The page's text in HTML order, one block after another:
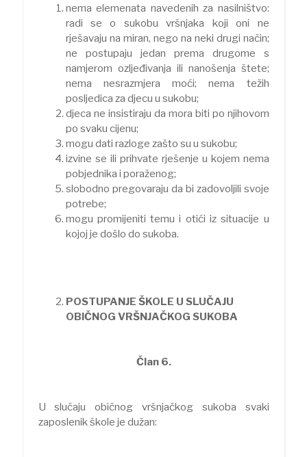
nema elemenata navedenih za nasilništvo:
radi se o sukobu vršnjaka koji oni ne
rješavaju na miran, nego na neki drugi način;
ne postupaju jedan prema drugome s
namjerom ozljeđivanja ili nanošenja štete;
nema nesrazmjera moći; nema težih
posljedica za djecu u sukobu;
djeca ne insistiraju da mora biti po njihovom
po svaku cijenu;
mogu dati razloge zašto su u sukobu;
izvine se ili prihvate rješenje u kojem nema
pobjednika i poraženog;
slobodno pregovaraju da bi zadovoljili svoje
potrebe;
mogu promijeniti temu i otići iz situacije u
kojoj je došlo do sukoba.
POSTUPANJE ŠKOLE U SLUČAJU
OBIČNOG VRŠNJAČKOG SUKOBA
Član 6.
U slučaju običnog vršnjačkog sukoba svaki
zaposlenik škole je dužan: